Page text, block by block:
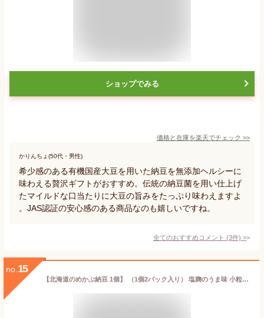
ショップでみる
価格と在庫を楽天でチェック >>
かりんちょ(50代・男性)
希少感のある有機国産大豆を用いた納豆を無添加ヘルシーに
味わえる贅沢ギフトがおすすめ。伝統の納豆菌を用い仕上げ
たマイルドな口当たりに大豆の旨みをたっぷり味わえますよ
。JAS認証の安心感のある商品なのも嬉しいですね。
全てのおすすめコメント (3件) >
no. 15
【北海道のめかぶ納豆 1個】 （1個2パック入り） 塩麹のうま味 小粒納豆 めかぶ 納豆 小粒 なっとう ナットウ 国産 北海道 北海道産 北海道グルメ 納豆菌 国産大豆 大豆 ご飯のお供